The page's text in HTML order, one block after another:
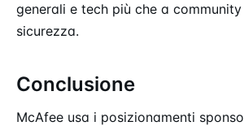
generali e tech più che a
sicurezza.
Conclusione
McAfee usa i posizionamenti